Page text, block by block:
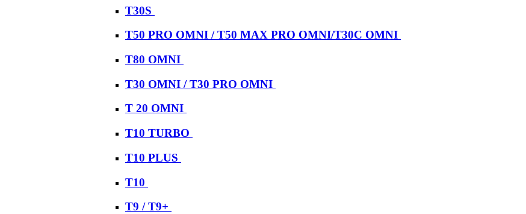
T30S
T50 PRO OMNI / T50 MAX PRO OMNI/T30C OMNI
T80 OMNI
T30 OMNI / T30 PRO OMNI
T 20 OMNI
T10 TURBO
T10 PLUS
T10
T9 / T9+